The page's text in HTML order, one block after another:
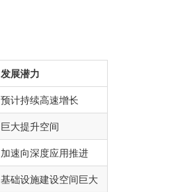
发展潜力
预计持续高速增长
巨大提升空间
加速向深度应用推进
基础设施建设空间巨大